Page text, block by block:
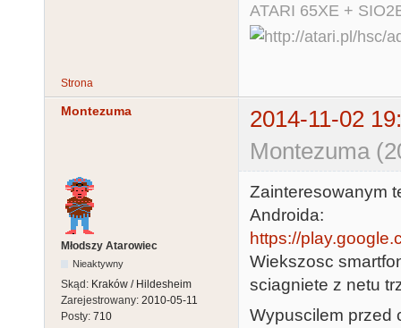
ATARI 65XE +
Strona
Montezuma
2014-11-02
Montezuma
Młodszy Atarowiec
Nieaktywny
Skąd: Kraków / Hildesheim
Zarejestrowany: 2010-05-11
Posty: 710
Zainteresowanym
Androida:
https://
Wiekszosc
sciagniete z netu
Wypuscilem przed